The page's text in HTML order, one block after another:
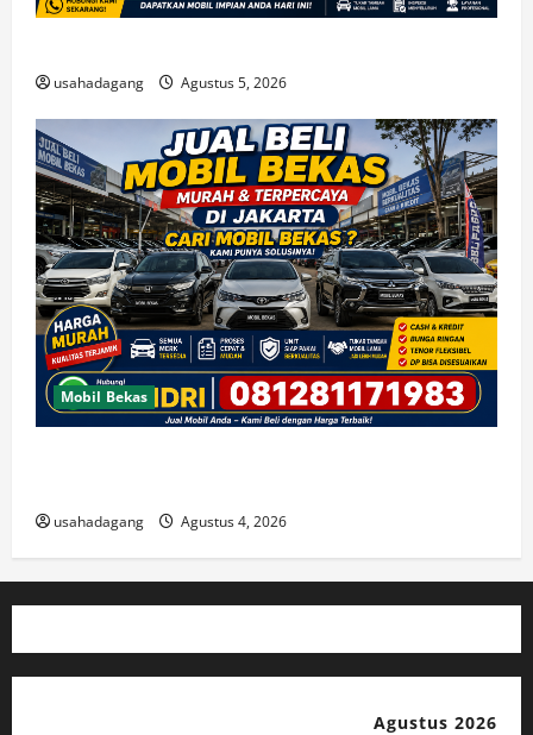
usahadagang Agustus 5, 2026
Mobil Bekas
usahadagang Agustus 4, 2026
Agustus 2026